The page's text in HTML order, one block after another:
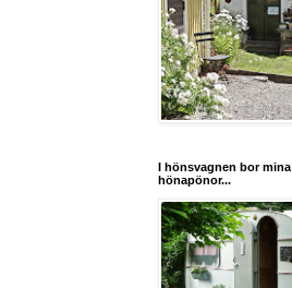
I hönsvagnen bor mina
hönapönor...